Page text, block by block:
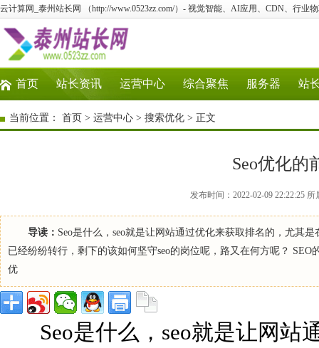
云计算网_泰州站长网 （http://www.0523zz.com/）- 视觉智能、AI应用、CDN、行业
首页 站长资讯 运营中心 综合聚焦 服务器 站
当前位置： 首页 > 运营中心 > 搜索优化 > 正文
Seo优化的
发布时间：2022-02-09 22:22:25
导读： Seo是什么，seo就是让网站通过优化来获取排名的，尤其
已经纷纷转行，剩下的该如何坚守seo的岗位呢，路又在何方呢？
优
Seo是什么，seo就是让网站